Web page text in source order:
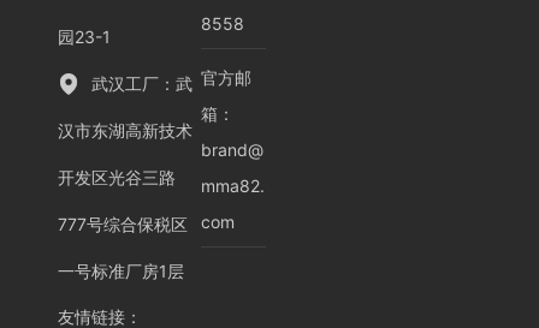
园23-1
武汉工厂：武
汉市东湖高新技术
开发区光谷三路
777号综合保税区
一号标准厂房1层
友情链接：
8558
官方邮
箱：
brand@
mma82.
com